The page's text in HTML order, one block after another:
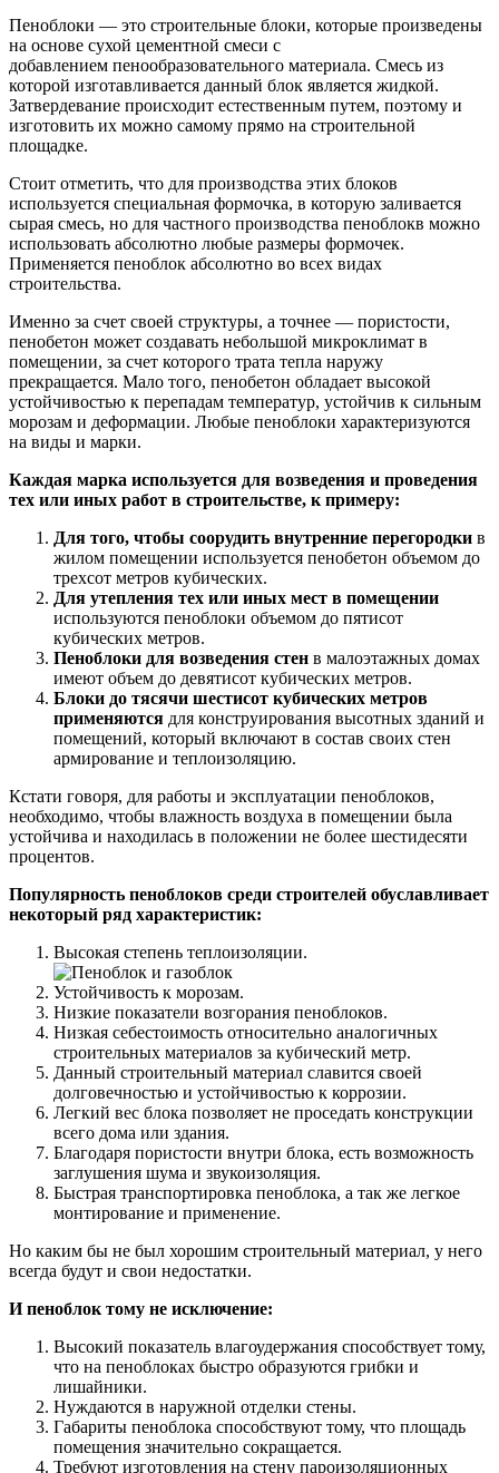
Пеноблоки — это строительные блоки, которые произведены
на основе сухой цементной смеси с
добавлением пенообразовательного материала. Смесь из
которой изготавливается данный блок является жидкой.
Затвердевание происходит естественным путем, поэтому и
изготовить их можно самому прямо на строительной
площадке.
Стоит отметить, что для производства этих блоков
используется специальная формочка, в которую заливается
сырая смесь, но для частного производства пеноблокв можно
использовать абсолютно любые размеры формочек.
Применяется пеноблок абсолютно во всех видах
строительства.
Именно за счет своей структуры, а точнее — пористости,
пенобетон может создавать небольшой микроклимат в
помещении, за счет которого трата тепла наружу
прекращается. Мало того, пенобетон обладает высокой
устойчивостью к перепадам температур, устойчив к сильным
морозам и деформации. Любые пеноблоки характеризуются
на виды и марки.
Каждая марка используется для возведения и проведения
тех или иных работ в строительстве, к примеру:
Для того, чтобы соорудить внутренние перегородки в
жилом помещении используется пенобетон объемом до
трехсот метров кубических.
Для утепления тех или иных мест в помещении
используются пеноблоки объемом до пятисот
кубических метров.
Пеноблоки для возведения стен в малоэтажных домах
имеют объем до девятисот кубических метров.
Блоки до тясячи шестисот кубических метров
применяются для конструирования высотных зданий и
помещений, который включают в состав своих стен
армирование и теплоизоляцию.
Кстати говоря, для работы и эксплуатации пеноблоков,
необходимо, чтобы влажность воздуха в помещении была
устойчива и находилась в положении не более шестидесяти
процентов.
Популярность пеноблоков среди строителей обуславливает
некоторый ряд характеристик:
Высокая степень теплоизоляции.
Устойчивость к морозам.
Низкие показатели возгорания пеноблоков.
Низкая себестоимость относительно аналогичных
строительных материалов за кубический метр.
Данный строительный материал славится своей
долговечностью и устойчивостью к коррозии.
Легкий вес блока позволяет не проседать конструкции
всего дома или здания.
Благодаря пористости внутри блока, есть возможность
заглушения шума и звукоизоляция.
Быстрая транспортировка пеноблока, а так же легкое
монтирование и применение.
Но каким бы не был хорошим строительный материал, у него
всегда будут и свои недостатки.
И пеноблок тому не исключение:
Высокий показатель влагоудержания способствует тому,
что на пеноблоках быстро образуются грибки и
лишайники.
Нуждаются в наружной отделки стены.
Габариты пеноблока способствуют тому, что площадь
помещения значительно сокращается.
Требуют изготовления на стену пароизоляционных